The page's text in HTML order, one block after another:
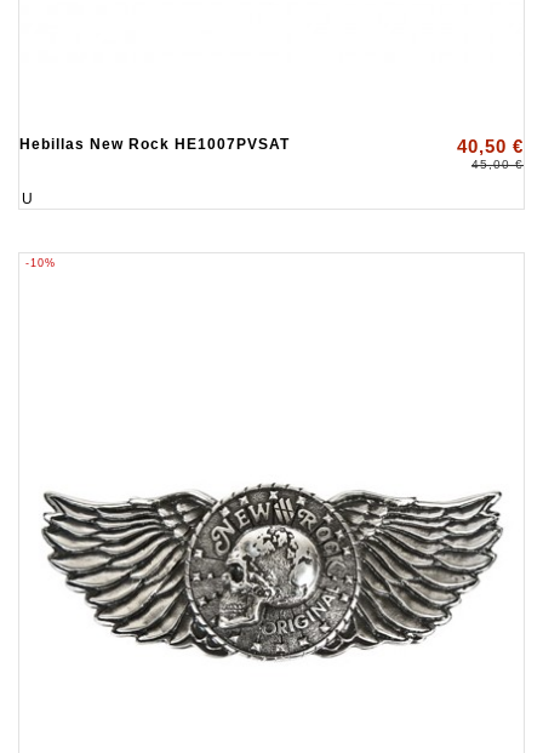
Hebillas New Rock HE1007PVSAT 40,50 €
45,00 €
U
-10%